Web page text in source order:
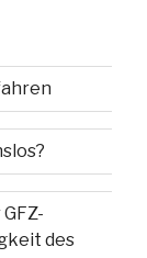
des